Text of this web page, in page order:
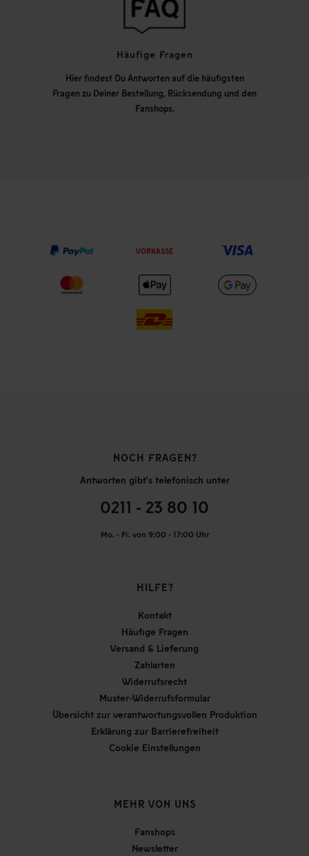
Häufige Fragen
Hier findest Du Antworten auf die häufigsten
Fragen zu Deiner Bestellung, Rücksendung und den
Fanshops.
VORKASSE
NOCH FRAGEN?
Antworten gibt's telefonisch unter
0211 - 23 80 10
Mo. - Fr. von 9:00 - 17:00 Uhr
HILFE?
Kontakt
Häufige Fragen
Versand & Lieferung
Zahlarten
Widerrufsrecht
Muster-Widerrufsformular
Übersicht zur verantwortungsvollen Produktion
Erklärung zur Barrierefreiheit
Cookie Einstellungen
MEHR VON UNS
Fanshops
Newsletter